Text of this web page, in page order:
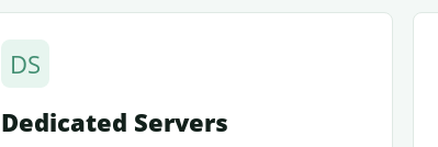
DS
Dedicated Servers